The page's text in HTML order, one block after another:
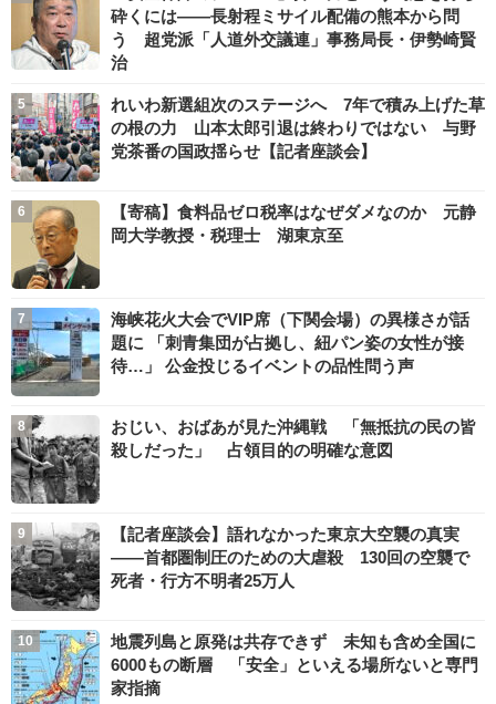
砕くには――長射程ミサイル配備の熊本から問
う 超党派「人道外交議連」事務局長・伊勢崎賢
治
れいわ新選組次のステージへ 7年で積み上げた草
の根の力 山本太郎引退は終わりではない 与野
党茶番の国政揺らせ【記者座談会】
【寄稿】食料品ゼロ税率はなぜダメなのか 元静
岡大学教授・税理士 湖東京至
海峡花火大会でVIP席（下関会場）の異様さが話
題に 「刺青集団が占拠し、紐パン姿の女性が接
待…」 公金投じるイベントの品性問う声
おじい、おばあが見た沖縄戦 「無抵抗の民の皆
殺しだった」 占領目的の明確な意図
【記者座談会】語れなかった東京大空襲の真実
――首都圏制圧のための大虐殺 130回の空襲で
死者・行方不明者25万人
地震列島と原発は共存できず 未知も含め全国に
6000もの断層 「安全」といえる場所ないと専門
家指摘